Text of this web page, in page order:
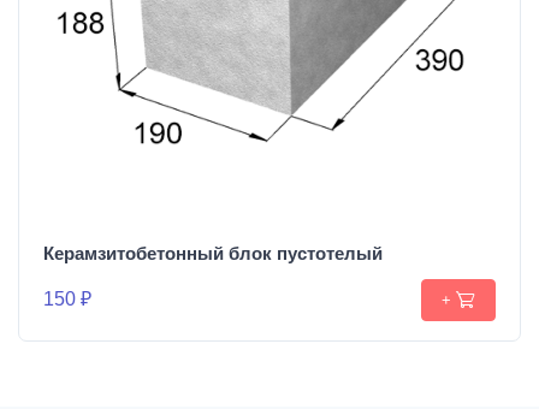
Керамзитобетонный блок пустотелый
150 ₽ +